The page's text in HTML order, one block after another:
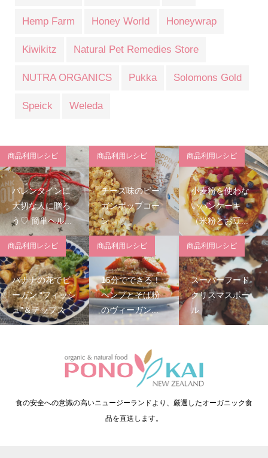
Hemp Farm Honey World Honeywrap
Kiwikitz Natural Pet Remedies Store
NUTRA ORGANICS Pukka Solomons Gold
Speick Weleda
バレンタインに
大切な人に贈ろ
う♡ 簡単ヘル...
商品利用レシピ
チーズ味のビー
ガンポップコー
ン
商品利用レシピ
小麦粉を使わな
いパンケーキ
（米粉とお豆...
商品利用レシピ
バナナの花でビ
ーガン “フィッシ
ュ”＆チップス
商品利用レシピ
15分でできる！
ヘンプとそば粉
のヴィーガン...
商品利用レシピ
スーパーフード
クリスマスボー
ル
商品利用レシピ
食の安全への意識の高いニュージーランドより、厳選したオーガニック食
品を直送します。